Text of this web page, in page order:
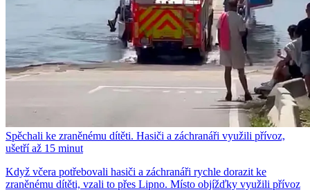
Spěchali ke zraněnému dítěti. Hasiči a záchranáři využili přívoz,
ušetří až 15 minut
Když včera potřebovali hasiči a záchranáři rychle dorazit ke
zraněnému dítěti, vzali to přes Lipno. Místo objížďky využili přívoz